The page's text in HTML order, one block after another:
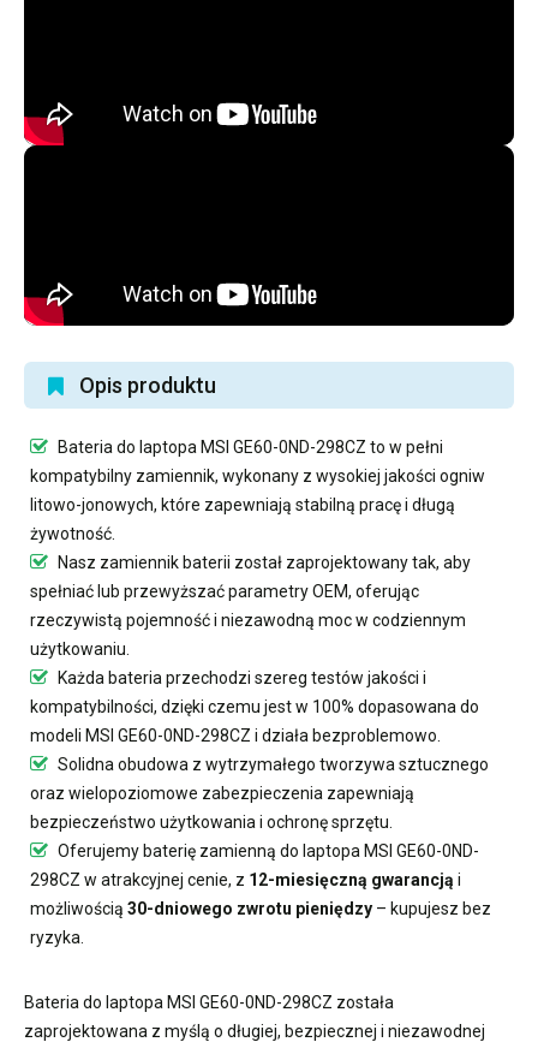
Opis produktu
Bateria do laptopa MSI GE60-0ND-298CZ to w pełni
kompatybilny zamiennik, wykonany z wysokiej jakości ogniw
litowo-jonowych, które zapewniają stabilną pracę i długą
żywotność.
Nasz zamiennik baterii został zaprojektowany tak, aby
spełniać lub przewyższać parametry OEM, oferując
rzeczywistą pojemność i niezawodną moc w codziennym
użytkowaniu.
Każda bateria przechodzi szereg testów jakości i
kompatybilności, dzięki czemu jest w 100% dopasowana do
modeli MSI GE60-0ND-298CZ i działa bezproblemowo.
Solidna obudowa z wytrzymałego tworzywa sztucznego
oraz wielopoziomowe zabezpieczenia zapewniają
bezpieczeństwo użytkowania i ochronę sprzętu.
Oferujemy baterię zamienną do laptopa MSI GE60-0ND-
298CZ w atrakcyjnej cenie, z 12-miesięczną gwarancją i
możliwością 30-dniowego zwrotu pieniędzy – kupujesz bez
ryzyka.
Bateria do laptopa MSI GE60-0ND-298CZ została
zaprojektowana z myślą o długiej, bezpiecznej i niezawodnej